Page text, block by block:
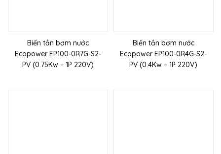
Biến tần bơm nước
Ecopower EP100-0R7G-S2-
PV (0.75Kw – 1P 220V)
Biến tần bơm nước
Ecopower EP100-0R4G-S2-
PV (0.4Kw – 1P 220V)